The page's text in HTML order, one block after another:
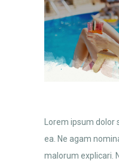
Lorem ipsum
ea. Ne agam
malorum explicari.